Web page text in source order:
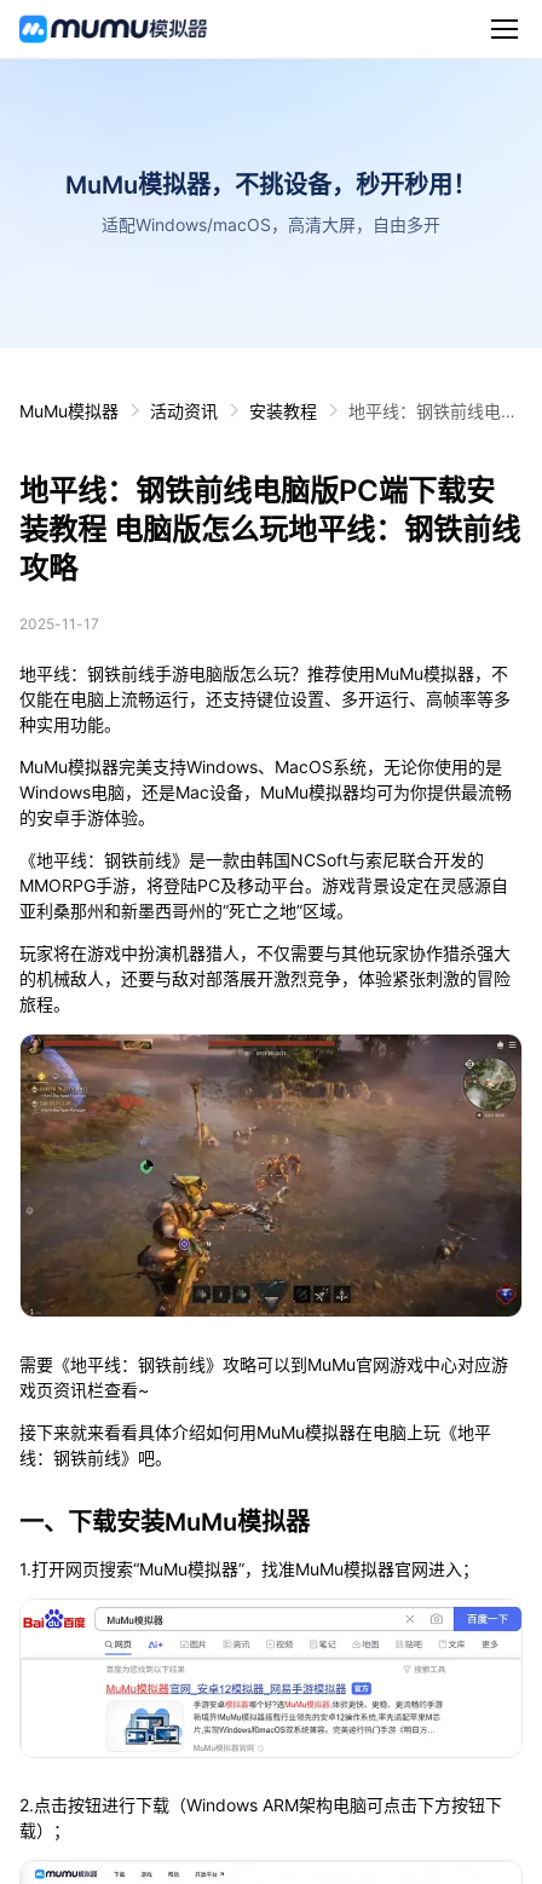
MuMu模拟器，不挑设备，秒开秒用！
适配Windows/macOS，高清大屏，自由多开
MuMu模拟器 活动资讯 安装教程
地平线：钢铁前线电脑
钢铁前线攻略
地平线：钢铁前线电脑版PC端下载安
装教程 电脑版怎么玩地平线：钢铁前线
攻略
2025-11-17
地平线：钢铁前线手游电脑版怎么玩？推荐使用MuMu模拟器，不
仅能在电脑上流畅运行，还支持键位设置、多开运行、高帧率等多
种实用功能。
MuMu模拟器完美支持Windows、MacOS系统，无论你使用的是
Windows电脑，还是Mac设备，MuMu模拟器均可为你提供最流畅
的安卓手游体验。
《地平线：钢铁前线》是一款由韩国NCSoft与索尼联合开发的
MMORPG手游，将登陆PC及移动平台。游戏背景设定在灵感源自
亚利桑那州和新墨西哥州的“死亡之地”区域。
玩家将在游戏中扮演机器猎人，不仅需要与其他玩家协作猎杀强大
的机械敌人，还要与敌对部落展开激烈竞争，体验紧张刺激的冒险
旅程。
需要《地平线：钢铁前线》攻略可以到MuMu官网游戏中心对应游
戏页资讯栏查看~
接下来就来看看具体介绍如何用MuMu模拟器在电脑上玩《地平
线：钢铁前线》吧。
一、下载安装MuMu模拟器
1.打开网页搜索“MuMu模拟器”，找准MuMu模拟器官网进入；
2.点击按钮进行下载（Windows ARM架构电脑可点击下方按钮下
载）；